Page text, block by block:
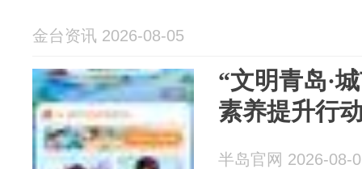
金台资讯 2026-08-05
“文明青岛·
素养提升行
半岛官网 2026-08-